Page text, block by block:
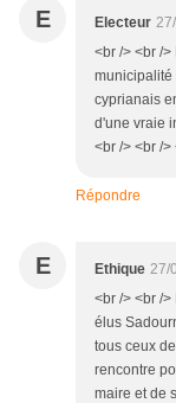
E Electeur
<br /> <br /
municipalité
cyprianais
d'une vraie
<br /> <br />
Répondre
E Ethique 27/
<br /> <br /
élus
tous ceux
rencontre
maire et de